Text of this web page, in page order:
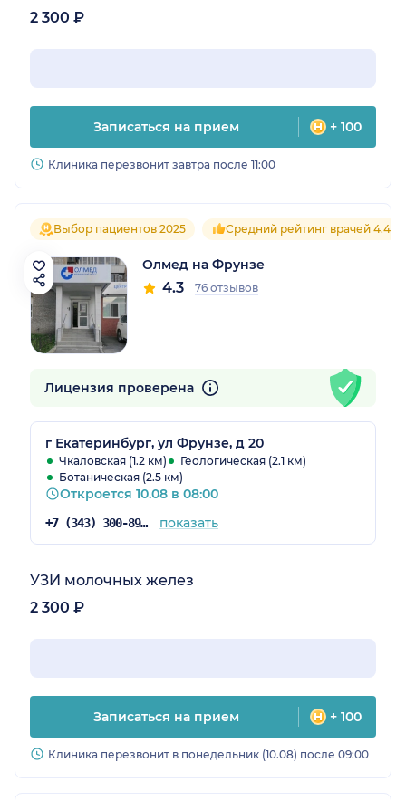
2 300 ₽
Записаться на прием + 100
Клиника перезвонит завтра после 11:00
Выбор пациентов 2025 Средний рейтинг врачей 4.4
Олмед на Фрунзе
4.3 76 отзывов
Лицензия проверена
г Екатеринбург, ул Фрунзе, д 20
Чкаловская (1.2 км)
Геологическая (2.1 км)
Ботаническая (2.5 км)
Откроется 10.08 в 08:00
+7 (343) 300-89-31 показать
УЗИ молочных желез
2 300 ₽
Записаться на прием + 100
Клиника перезвонит в понедельник (10.08) после 09:00